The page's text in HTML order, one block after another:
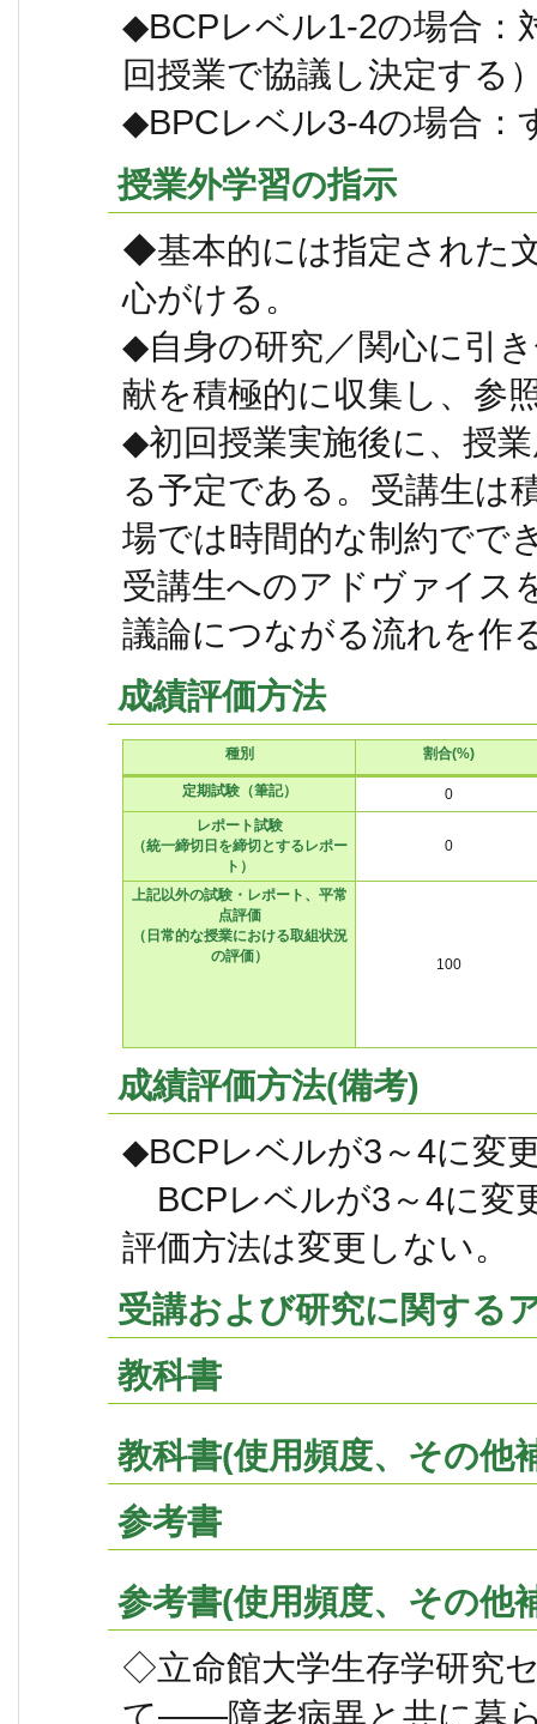
◆BCPレベル1-2の場合：
回授業で協議し決定する
◆BPCレベル3-4の場合：
授業外学習の指示
◆基本的には指定された
心がける。
◆自身の研究／関心に引
献を積極的に収集し、参
◆初回授業実施後に、授
る予定である。受講生は
場では時間的な制約でで
受講生へのアドヴァイス
議論につながる流れを作
成績評価方法
種別 割合(%)
定期試験（筆記）
0
レポート試験
（統一締切日を締切とするレポー
ト）
0
上記以外の試験・レポート、平常
点評価
（日常的な授業における取組状況
の評価）
100
成績評価方法(備考)
◆BCPレベルが3～4に変
BCPレベルが3～4に変
評価方法は変更しない。
受講および研究に関する
教科書
教科書(使用頻度、その他
参考書
参考書(使用頻度、その他
◇立命館大学生存学研究
て――障老病異と共に暮